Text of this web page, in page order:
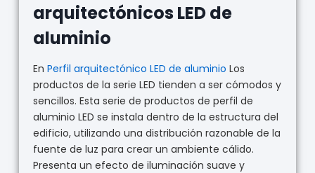
arquitectónicos LED de
aluminio
En Perfil arquitectónico LED de aluminio Los
productos de la serie LED tienden a ser cómodos y
sencillos. Esta serie de productos de perfil de
aluminio LED se instala dentro de la estructura del
edificio, utilizando una distribución razonable de la
fuente de luz para crear un ambiente cálido.
Presenta un efecto de iluminación suave y